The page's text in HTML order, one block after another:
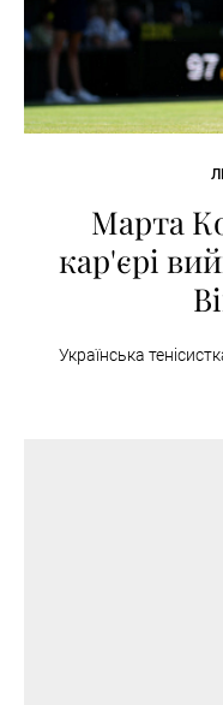
Марта
кар'єрі
Українська